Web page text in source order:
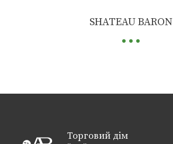
SHATEAU BARON
...
Торговий дім